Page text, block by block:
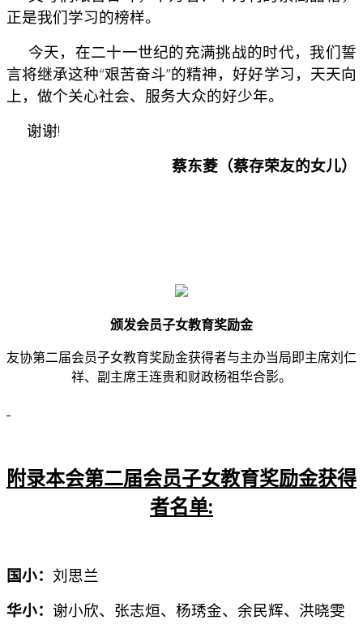
正是我们学习的榜样。
今天，在二十一世纪的充满挑战的时代，我们誓
言将继承这种“艰苦奋斗”的精神，好好学习，天天向
上，做个关心社会、服务大众的好少年。
谢谢!
蔡东菱（蔡存荣友的女儿）
颁发会员子女教育奖励金
友协第二届会员子女教育奖励金获得者与主办当局即主席刘仁
祥、副主席王连贵和财政杨祖华合影。
附录本会第二届会员子女教育奖励金获得
者名单:
国小： 刘思兰
华小： 谢小欣、张志烜、杨琇金、余民辉、洪晓雯